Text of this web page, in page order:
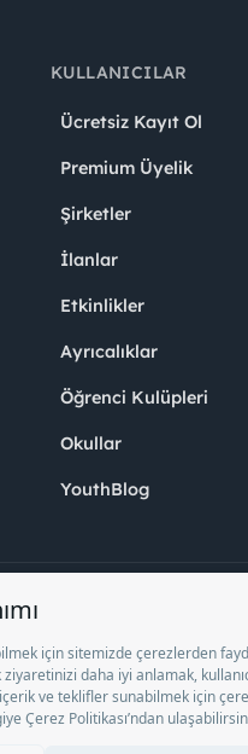
KULLANICILAR
Ücretsiz Kayıt Ol
Premium Üyelik
Şirketler
İlanlar
Etkinlikler
Ayrıcalıklar
Öğrenci Kulüpleri
Okullar
YouthBlog
Olarak 13/05/2025 - 12/05/